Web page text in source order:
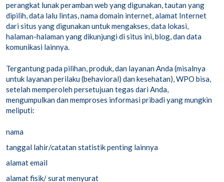
perangkat lunak peramban web yang digunakan, tautan yang
dipilih, data lalu lintas, nama domain internet, alamat Internet
dari situs yang digunakan untuk mengakses, data lokasi,
halaman-halaman yang dikunjungi di situs ini, blog, dan data
komunikasi lainnya.
Tergantung pada pilihan, produk, dan layanan Anda (misalnya
untuk layanan perilaku (behavioral) dan kesehatan), WPO bisa,
setelah memperoleh persetujuan tegas dari Anda,
mengumpulkan dan memproses informasi pribadi yang mungkin
meliputi:
nama
tanggal lahir/catatan statistik penting lainnya
alamat email
alamat fisik/ surat menyurat